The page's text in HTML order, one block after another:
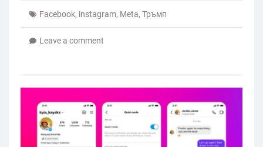
Facebook, instagram, Meta, Тръмп
Leave a comment